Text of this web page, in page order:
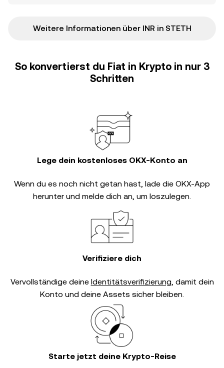
Weitere Informationen über INR in STETH
So konvertierst du Fiat in Krypto in nur 3
Schritten
Lege dein kostenloses OKX-Konto an
Wenn du es noch nicht getan hast, lade die OKX-App
herunter und melde dich an, um loszulegen.
Verifiziere dich
Vervollständige deine Identitätsverifizierung, damit dein
Konto und deine Assets sicher bleiben.
Starte jetzt deine Krypto-Reise